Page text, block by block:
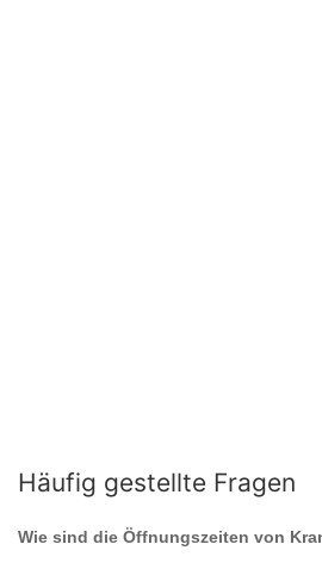
Häufig gestellte Fragen
Wie sind die Öffnungszeiten von